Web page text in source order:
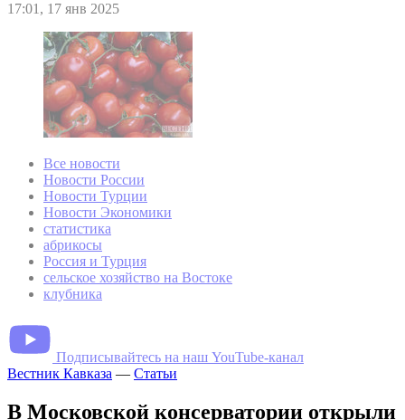
17:01, 17 янв 2025
Все новости
Новости России
Новости Турции
Новости Экономики
статистика
абрикосы
Россия и Турция
сельское хозяйство на Востоке
клубника
Подписывайтесь на наш YouTube-канал
Вестник Кавказа — Статьи
В Московской консерватории открыли